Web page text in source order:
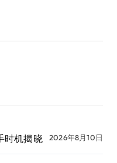
时机揭晓 2026年8月10日